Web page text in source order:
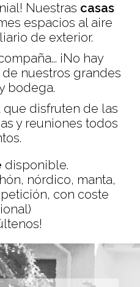
Nuestras casas
espacios al aire
de exterior.
¡No hay
nuestros grandes
bodega.
que disfruten de las
y reuniones todos
disponible.
nórdico, manta,
con coste